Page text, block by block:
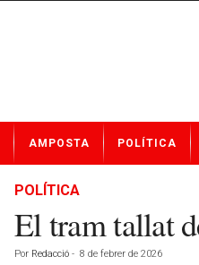
t
AMPOSTA POLÍTICA
POLÍTICA
El tram tallat
Por Redacció - 8 de febrer de 2026